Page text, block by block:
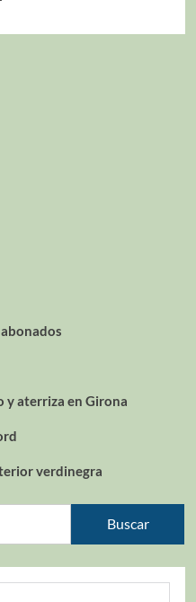
y aterriza en Girona
verdinegra